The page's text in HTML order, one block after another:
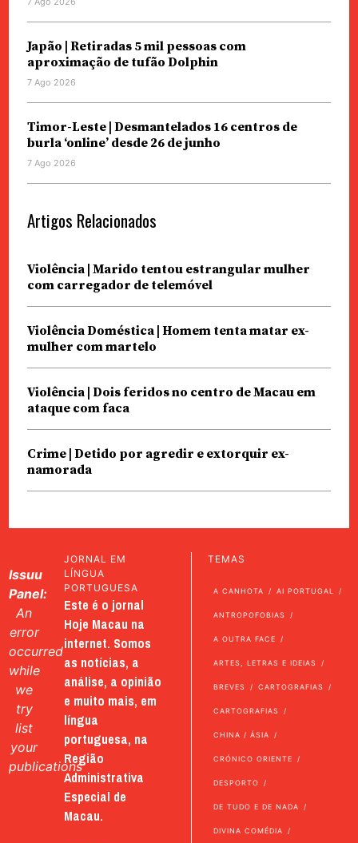
Japão | Retiradas 5 mil pessoas com
aproximação de tufão Dolphin
7 Ago 2026
Timor-Leste | Desmantelados 16 centros de
burla ‘online’ desde 26 de junho
7 Ago 2026
Artigos Relacionados
Violência | Marido tentou estrangular mulher
com carregador de telemóvel
Violência Doméstica | Homem tenta matar ex-
mulher com martelo
Violência | Dois feridos no centro de Macau em
ataque com faca
Crime | Detido por agredir e extorquir ex-
namorada
Issuu
Panel:
An
error
occurred
while
we
try
list
your
publications
JORNAL EM
LÍNGUA
PORTUGUESA
Este é o jornal
Hoje Macau na
internet. Somos
as notícias, a
análise, a opinião
e muito mais, em
língua
portuguesa, na
Região
Administrativa
Especial de
Macau.
TEMAS
A CANHOTA AI PORTUGAL
ANTROPOFOBIAS
A OUTRA FACE
ARTES, LETRAS E IDEIAS
BREVES CARTOGRAFIAS
CARTOGRAFIAS
CHINA / ÁSIA
CRÓNICO ORIENTE
DESPORTO
DE TUDO E DE NADA
DIVINA COMÉDIA